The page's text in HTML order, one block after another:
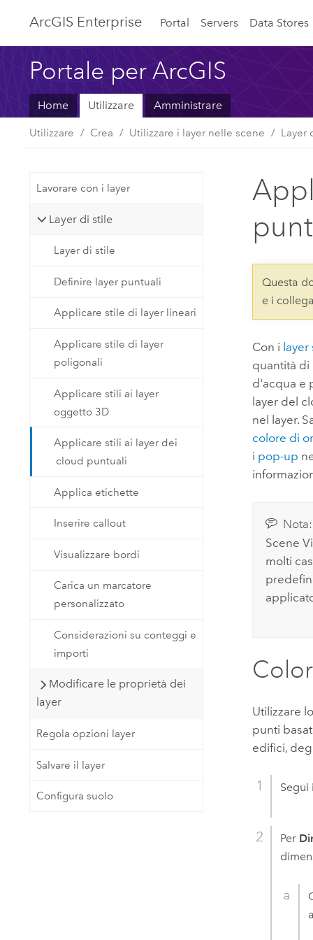
ArcGIS Enterprise Portal Servers Data Stores
Portale per ArcGIS
Home Utilizzare Amministrare
Utilizzare Crea Utilizzare i layer nelle scene Layer
Lavorare con i layer
Layer di stile
Layer di stile
Definire layer puntuali
Applicare stile di layer lineari
Applicare stile di layer
poligonali
Applicare stili ai layer
oggetto 3D
Applicare stili ai layer dei
cloud puntuali
Applica etichette
Inserire callout
Visualizzare bordi
Carica un marcatore
personalizzato
Considerazioni su conteggi e
importi
Modificare le proprietà dei
layer
Regola opzioni layer
Salvare il layer
Configura suolo
Questa
e i
Con i
quantità di
d'acqua e
layer del
nel layer.
colore di
i pop-up
Nota:
Scene
molti
Utilizzare
punti
edifici,
Segui
Per